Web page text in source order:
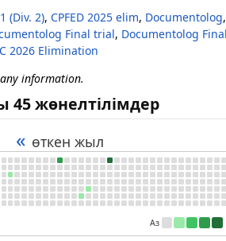
(Div. 2), CPFED 2025 elim, Documentolog,
Final trial, Documentolog
2026 Elimination
information.
жөнелтілімдер
« өткен жыл
Аз